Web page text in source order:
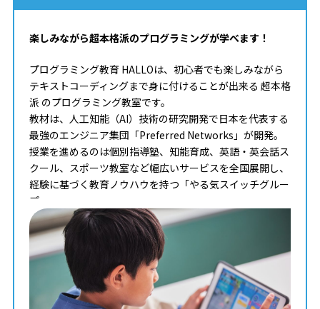
楽しみながら超本格派のプログラミングが学べます！
プログラミング教育 HALLOは、初心者でも楽しみながら
テキストコーディングまで身に付けることが出来る 超本格
派 のプログラミング教室です。
教材は、人工知能（AI）技術の研究開発で日本を代表する
最強のエンジニア集団「Preferred Networks」が開発。
授業を進めるのは個別指導塾、知能育成、英語・英会話ス
クール、スポーツ教室など幅広いサービスを全国展開し、
経験に基づく教育ノウハウを持つ「やる気スイッチグルー
プ」。
タイピングからコンピュータサイエンスまで学べる最高の
教材を使って、一人ひとりのペースや理解度に合わせた個
別最適化レッスンでプログラミングを学ぶことが出来ま
まずはお気軽に無料体験授業にご参加下さい。
料金やカリキュラムなどに関してもご説明致します。